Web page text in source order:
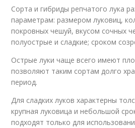
Сорта и гибриды репчатого лука
параметрам: размером луковиц,
покровных чешуй, вкусом сочных
полуострые и сладкие; сроком
Острые луки чаще всего имеют
позволяют таким сортам долго
период.
Для сладких луков характерны
крупная луковица и небольшой
подходят только для